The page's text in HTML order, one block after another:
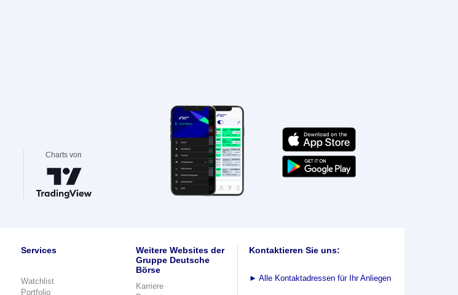
Charts von
Services
Watchlist
Portfolio
Weitere Websites der
Gruppe Deutsche
Börse
Karriere
Kontaktieren Sie uns:
► Alle Kontaktadressen für Ihr Anliegen